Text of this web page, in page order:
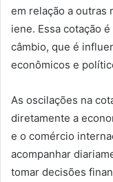
em relação a outras
iene. Essa cotação
câmbio, que é
econômicos e
As oscilações na
diretamente a
e o comércio
acompanhar
tomar decisões